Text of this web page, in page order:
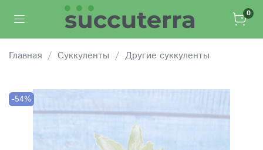
0
Главная Суккуленты Другие суккуленты
-54%